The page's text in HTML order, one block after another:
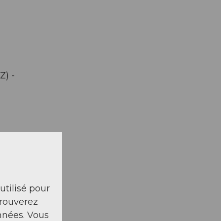
-
pour
Vous